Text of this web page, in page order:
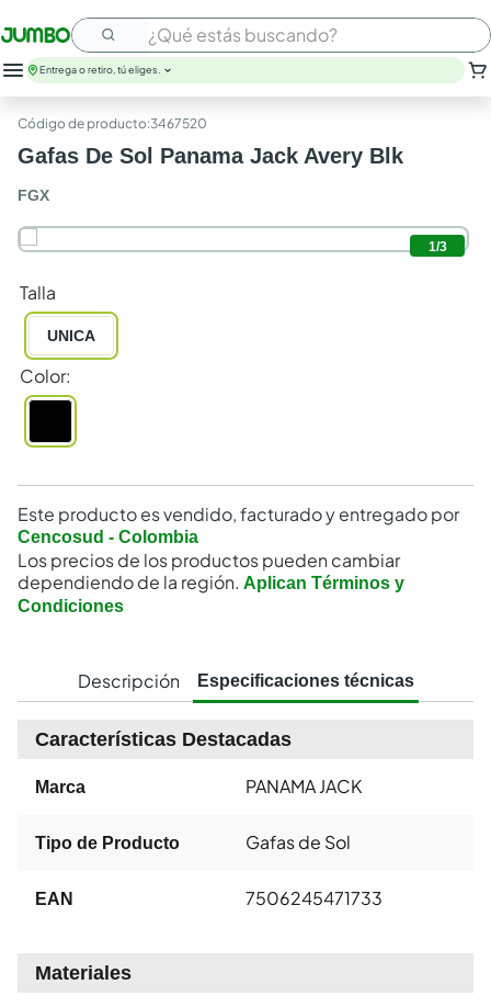
¿Qué estás buscando?
Entrega o retiro, tú eliges.
:3467520
Gafas De Sol Panama Jack Avery Blk
FGX
1/3
Talla
UNICA
Color:
Este producto es vendido, facturado y entregado por
Cencosud - Colombia
Los precios de los productos pueden cambiar
dependiendo de la región. Aplican Términos y
Condiciones
Descripción Especificaciones técnicas
Características Destacadas
Marca PANAMA JACK
Tipo de Producto Gafas de Sol
EAN 7506245471733
Materiales